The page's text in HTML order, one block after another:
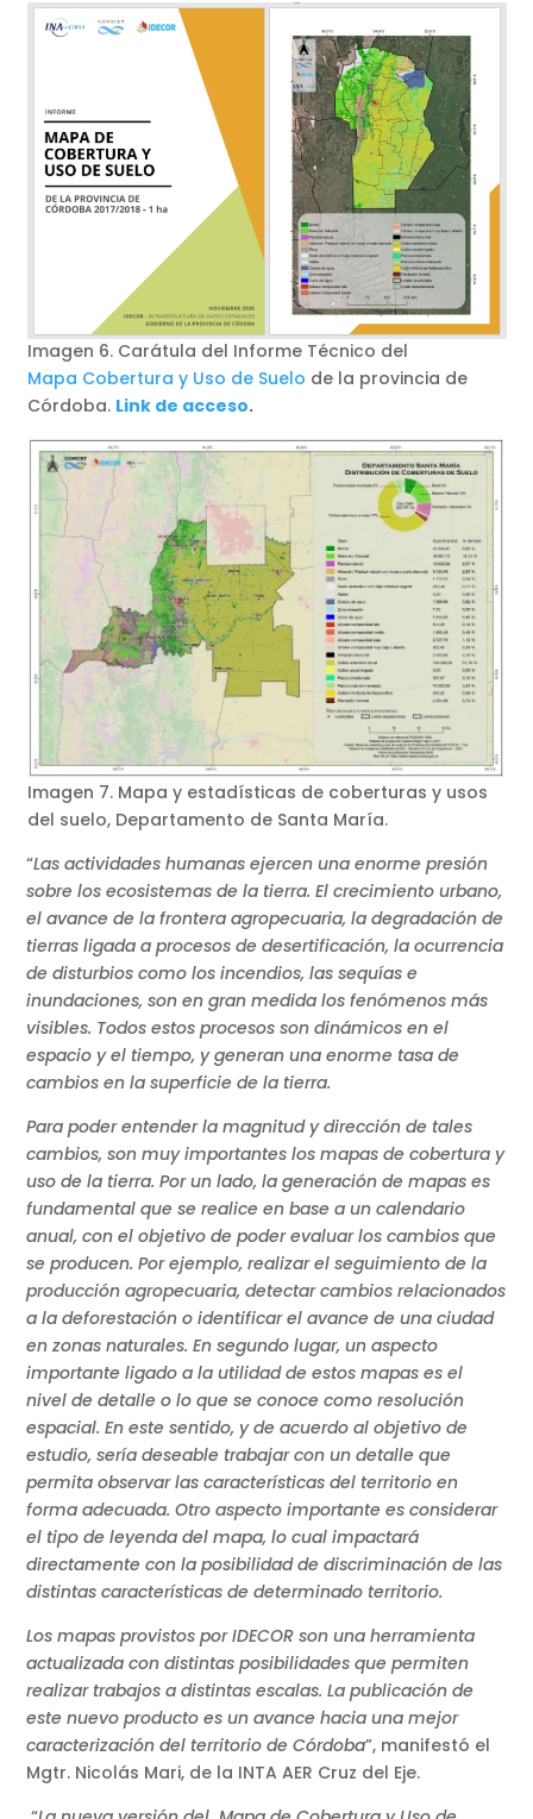
Imagen 6. Carátula del Informe Técnico del
Mapa Cobertura y Uso de Suelo de la provincia de
Córdoba. Link de acceso.
Imagen 7. Mapa y estadísticas de coberturas y usos
del suelo, Departamento de Santa María.
“Las actividades humanas ejercen una enorme presión
sobre los ecosistemas de la tierra. El crecimiento urbano,
el avance de la frontera agropecuaria, la degradación de
tierras ligada a procesos de desertificación, la ocurrencia
de disturbios como los incendios, las sequías e
inundaciones, son en gran medida los fenómenos más
visibles. Todos estos procesos son dinámicos en el
espacio y el tiempo, y generan una enorme tasa de
cambios en la superficie de la tierra.
Para poder entender la magnitud y dirección de tales
cambios, son muy importantes los mapas de cobertura y
uso de la tierra. Por un lado, la generación de mapas es
fundamental que se realice en base a un calendario
anual, con el objetivo de poder evaluar los cambios que
se producen. Por ejemplo, realizar el seguimiento de la
producción agropecuaria, detectar cambios relacionados
a la deforestación o identificar el avance de una ciudad
en zonas naturales. En segundo lugar, un aspecto
importante ligado a la utilidad de estos mapas es el
nivel de detalle o lo que se conoce como resolución
espacial. En este sentido, y de acuerdo al objetivo de
estudio, sería deseable trabajar con un detalle que
permita observar las características del territorio en
forma adecuada. Otro aspecto importante es considerar
el tipo de leyenda del mapa, lo cual impactará
directamente con la posibilidad de discriminación de las
distintas características de determinado territorio.
Los mapas provistos por IDECOR son una herramienta
actualizada con distintas posibilidades que permiten
realizar trabajos a distintas escalas. La publicación de
este nuevo producto es un avance hacia una mejor
caracterización del territorio de Córdoba”, manifestó el
Mgtr. Nicolás Mari, de la INTA AER Cruz del Eje.